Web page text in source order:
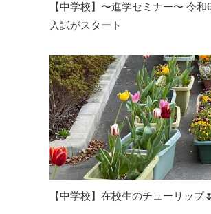
【中学校】〜進学セミナー〜 令和
入試がスタート
【中学校】在校生のチューリップ